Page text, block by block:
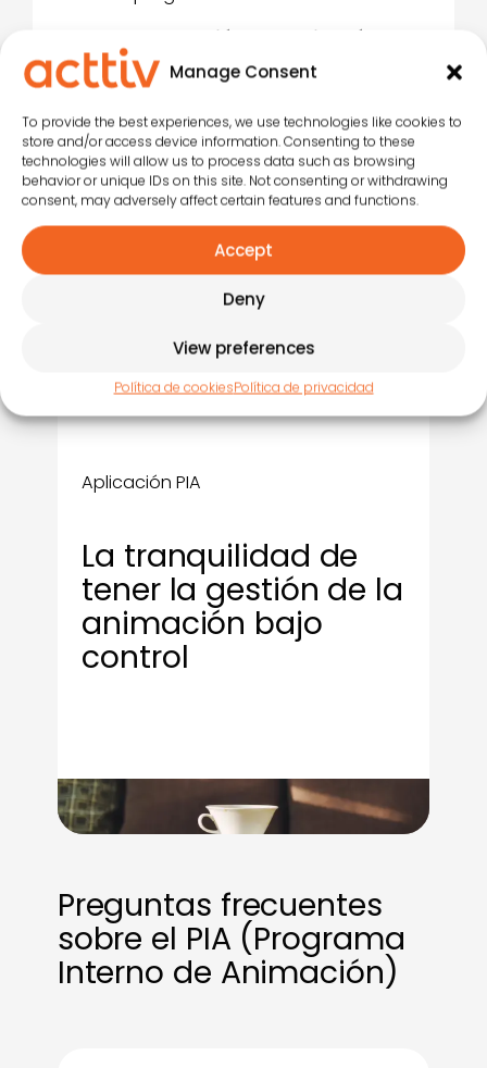
Manage Consent
To provide the best experiences, we use technologies like cookies to
store and/or access device information. Consenting to these
technologies will allow us to process data such as browsing
behavior or unique IDs on this site. Not consenting or withdrawing
consent, may adversely affect certain features and functions.
Accept
Deny
View preferences
Política de cookiesPolítica de privacidad
Integración con la librería de
actividades: los animadores
pueden cargar las actividades
directamente desde la
herramienta.
Ahorro de tiempo y papel ya
quetodo está digitalizado:
sin partes impresos, sin
cuadrantes manuales.
Aplicación PIA
La tranquilidad de
tener la gestión de la
animación bajo
control
Preguntas frecuentes
sobre el PIA (Programa
Interno de Animación)